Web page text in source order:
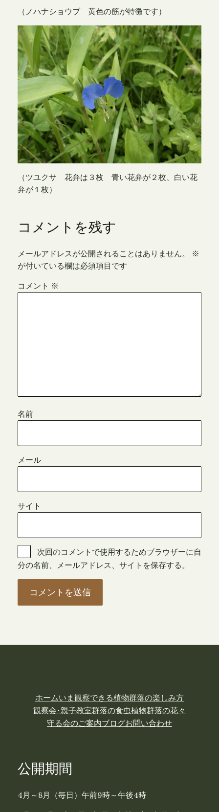
（ノハナショウブ 黄色の筋が特徴です）
（ツユクサ 花弁は３枚 青い花弁が２枚、白い花
弁が１枚）
コメントを残す
メールアドレスが公開されることはありません。
※
が付いている欄は必須項目です
コメント ※
名前
メール
サイト
次回のコメントで使用するためブラウザーに自
分の名前、メールアドレス、サイトを保存する。
ホームいま観察できる植物群落の楽しみ方
観察会･親子教室群落の食虫植物群落の花々
守る会のご案内ブログお問い合わせ
公開期間
4月～8月（毎日）午前9時～午後4時